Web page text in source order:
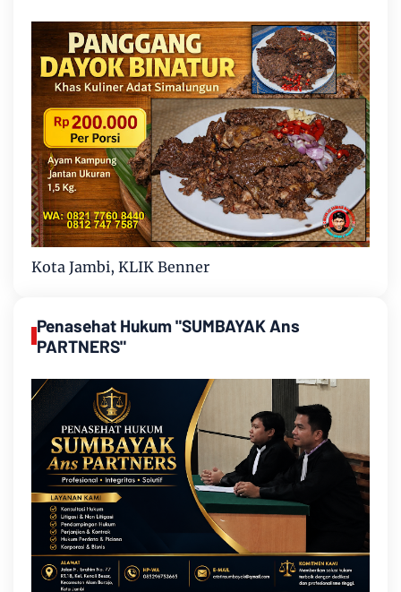
Kota Jambi, KLIK Benner
Penasehat Hukum "SUMBAYAK Ans
PARTNERS"